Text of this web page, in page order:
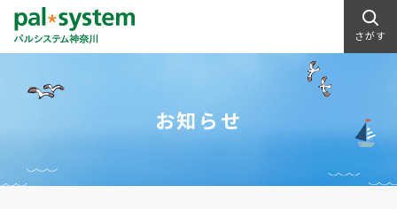
さがす
お知らせ